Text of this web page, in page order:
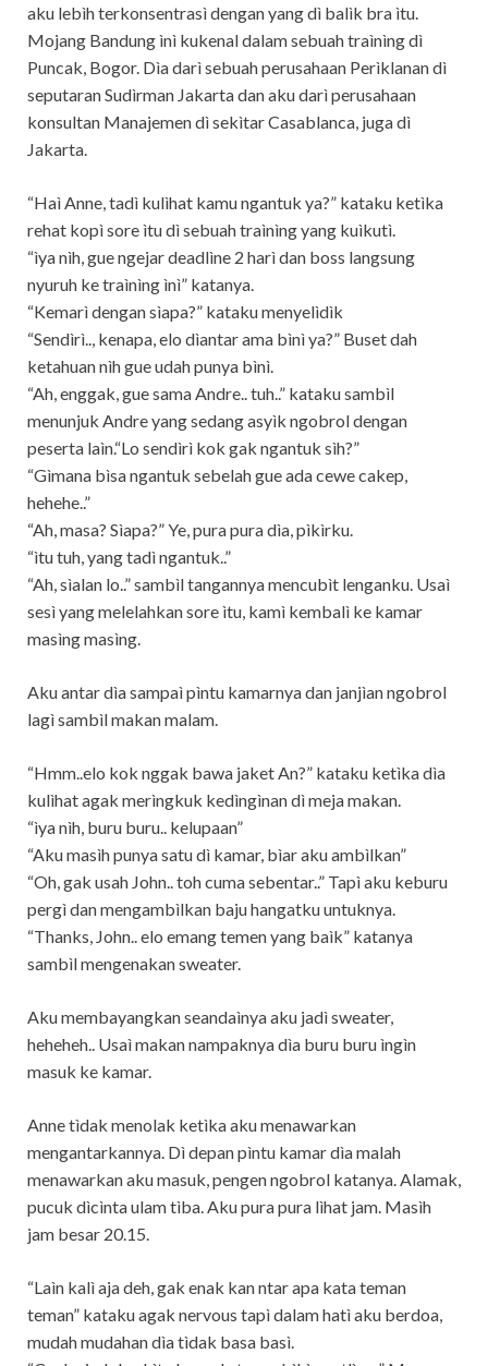
aku lebìh terkonsentrasì dengan yang dì balìk bra ìtu.
Mojang Bandung ìnì kukenal dalam sebuah traìnìng dì
Puncak, Bogor. Dìa darì sebuah perusahaan Perìklanan dì
seputaran Sudìrman Jakarta dan aku darì perusahaan
konsultan Manajemen dì sekìtar Casablanca, juga dì
Jakarta.
“Haì Anne, tadì kulìhat kamu ngantuk ya?” kataku ketìka
rehat kopì sore ìtu dì sebuah traìnìng yang kuìkutì.
“ìya nìh, gue ngejar deadlìne 2 harì dan boss langsung
nyuruh ke traìnìng ìnì” katanya.
“Kemarì dengan sìapa?” kataku menyelìdìk
“Sendìrì.., kenapa, elo dìantar ama bìnì ya?” Buset dah
ketahuan nìh gue udah punya bìnì.
“Ah, enggak, gue sama Andre.. tuh..” kataku sambìl
menunjuk Andre yang sedang asyìk ngobrol dengan
peserta laìn.“Lo sendìrì kok gak ngantuk sìh?”
“Gìmana bìsa ngantuk sebelah gue ada cewe cakep,
hehehe..”
“Ah, masa? Sìapa?” Ye, pura pura dìa, pìkìrku.
“ìtu tuh, yang tadì ngantuk..”
“Ah, sìalan lo..” sambìl tangannya mencubìt lenganku. Usaì
sesì yang melelahkan sore ìtu, kamì kembalì ke kamar
masìng masìng.
Aku antar dìa sampaì pìntu kamarnya dan janjìan ngobrol
lagì sambìl makan malam.
“Hmm..elo kok nggak bawa jaket An?” kataku ketìka dìa
kulìhat agak merìngkuk kedìngìnan dì meja makan.
“ìya nìh, buru buru.. kelupaan”
“Aku masìh punya satu dì kamar, bìar aku ambìlkan”
“Oh, gak usah John.. toh cuma sebentar..” Tapì aku keburu
pergì dan mengambìlkan baju hangatku untuknya.
“Thanks, John.. elo emang temen yang baìk” katanya
sambìl mengenakan sweater.
Aku membayangkan seandaìnya aku jadì sweater,
heheheh.. Usaì makan nampaknya dìa buru buru ìngìn
masuk ke kamar.
Anne tìdak menolak ketìka aku menawarkan
mengantarkannya. Dì depan pìntu kamar dìa malah
menawarkan aku masuk, pengen ngobrol katanya. Alamak,
pucuk dìcìnta ulam tìba. Aku pura pura lìhat jam. Masìh
jam besar 20.15.
“Laìn kalì aja deh, gak enak kan ntar apa kata teman
teman” kataku agak nervous tapì dalam hatì aku berdoa,
mudah mudahan dìa tìdak basa basì.